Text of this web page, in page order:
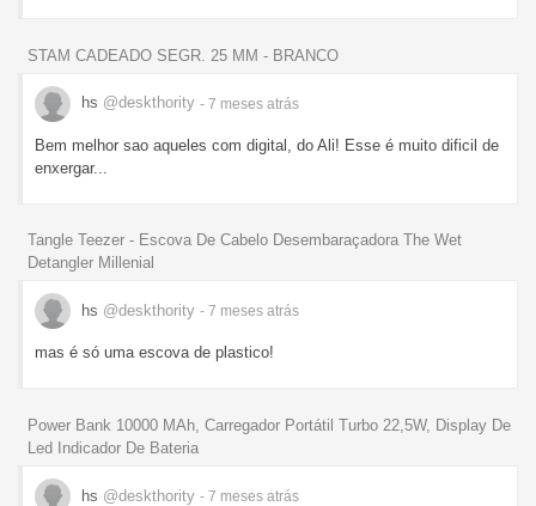
STAM CADEADO SEGR. 25 MM - BRANCO
hs @deskthority - 7 meses atrás
Bem melhor sao aqueles com digital, do Ali! Esse é muito dificil de
enxergar...
Tangle Teezer - Escova De Cabelo Desembaraçadora The Wet
Detangler Millenial
hs @deskthority - 7 meses atrás
mas é só uma escova de plastico!
Power Bank 10000 MAh, Carregador Portátil Turbo 22,5W, Display De
Led Indicador De Bateria
hs @deskthority - 7 meses atrás